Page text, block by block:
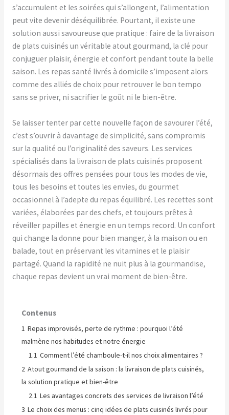
s’accumulent et les soirées qui s’allongent, l’alimentation
peut vite devenir déséquilibrée. Pourtant, il existe une
solution aussi savoureuse que pratique : faire de la livraison
de plats cuisinés un véritable atout gourmand, la clé pour
conjuguer plaisir, énergie et confort pendant toute la belle
saison. Les repas santé livrés à domicile s’imposent alors
comme des alliés de choix pour retrouver le bon tempo
sans se priver, ni sacrifier le goût ni le bien-être.
Se laisser tenter par cette nouvelle façon de savourer l’été,
c’est s’ouvrir à davantage de simplicité, sans compromis
sur la qualité ou l’originalité des saveurs. Les services
spécialisés dans la livraison de plats cuisinés proposent
désormais des offres pensées pour tous les modes de vie,
tous les besoins et toutes les envies, du gourmet
occasionnel à l’adepte du repas équilibré. Les recettes sont
variées, élaborées par des chefs, et toujours prêtes à
réveiller papilles et énergie en un temps record. Un confort
qui change la donne pour bien manger, à la maison ou en
balade, tout en préservant les vitamines et le plaisir
partagé. Quand la rapidité ne nuit plus à la gourmandise,
chaque repas devient un vrai moment de bien-être.
Contenus
1 Repas improvisés, perte de rythme : pourquoi l’été
malmène nos habitudes et notre énergie
1.1 Comment l’été chamboule-t-il nos choix alimentaires ?
2 Atout gourmand de la saison : la livraison de plats cuisinés,
la solution pratique et bien-être
2.1 Les avantages concrets des services de livraison l’été
3 Le choix des menus : cinq idées de plats cuisinés livrés pour